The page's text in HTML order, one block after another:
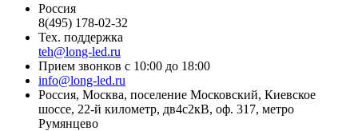
Россия
8(495) 178-02-32
Тех. поддержка
teh@long-led.ru
Прием звонков с 10:00 до 18:00
info@long-led.ru
Россия, Москва, поселение Московский, Киевское
шоссе, 22-й километр, дв4с2кВ, оф. 317, метро
Румянцево